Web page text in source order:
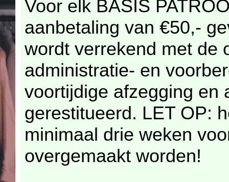
Voor elk BASIS
aanbetaling van €50,-
wordt verrekend met de
administratie- en
voortijdige afzegging en
gerestitueerd. LET OP:
minimaal drie weken
overgemaakt worden!